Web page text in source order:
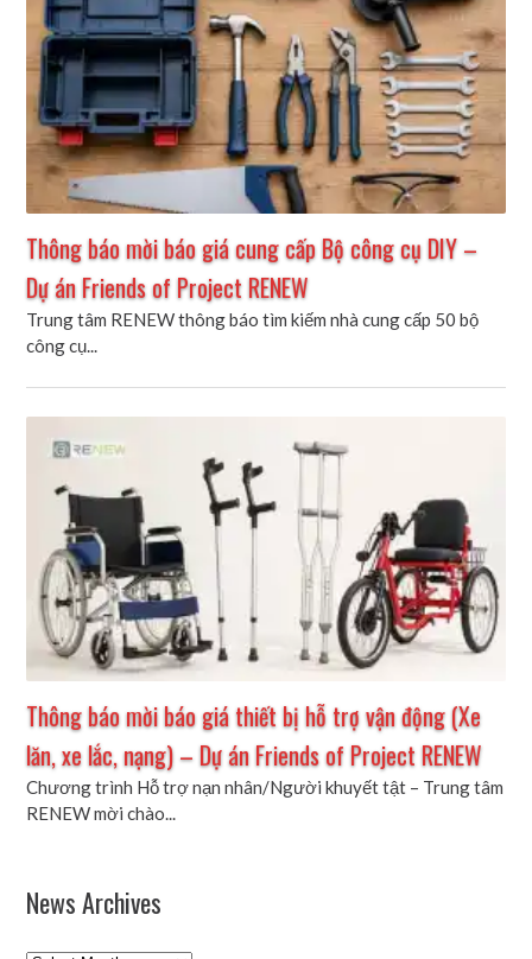
Thông báo mời báo giá cung cấp Bộ công cụ DIY –
Dự án Friends of Project RENEW
Trung tâm RENEW thông báo tìm kiếm nhà cung cấp 50 bộ
công cụ...
Thông báo mời báo giá thiết bị hỗ trợ vận động (Xe
lăn, xe lắc, nạng) – Dự án Friends of Project RENEW
Chương trình Hỗ trợ nạn nhân/Người khuyết tật – Trung tâm
RENEW mời chào...
News Archives